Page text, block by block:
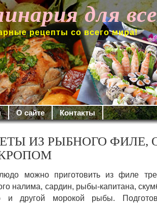
для
рецепты со всего мира!
О сайте Контакты
ИЗ РЫБНОГО ФИЛЕ,
можно приготовить из филе
налима, сардин, рыбы-капитана,
и другой морокой рыбы.